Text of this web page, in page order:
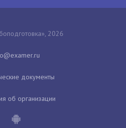
2026
документы
об организации